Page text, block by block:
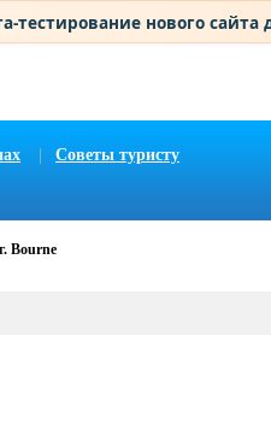
тестирование нового
Советы туристу
Bourne